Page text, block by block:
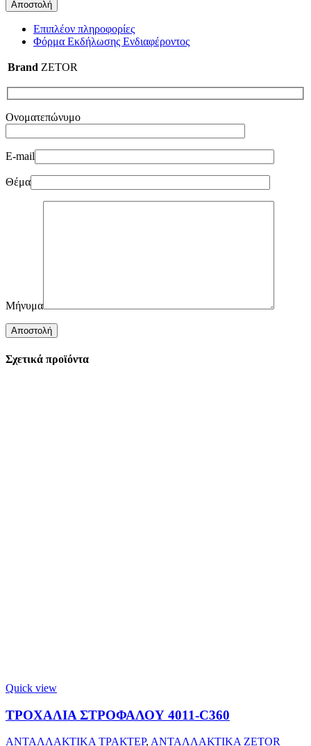
Επιπλέον πληροφορίες
Φόρμα Εκδήλωσης Ενδιαφέροντος
Brand ZETOR
Ονοματεπώνυμο
E-mail
Θέμα
Μήνυμα
Σχετικά προϊόντα
Quick view
ΤΡΟΧΑΛΙΑ ΣΤΡΟΦΑΛΟΥ 4011-C360
ΑΝΤΑΛΛΑΚΤΙΚΑ ΤΡΑΚΤΕΡ, ΑΝΤΑΛΛΑΚΤΙΚΑ ZETOR